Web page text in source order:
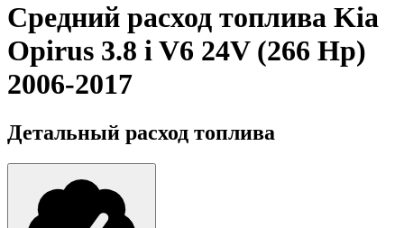
Средний расход топлива Kia
Opirus 3.8 i V6 24V (266 Hp)
2006-2017
Детальный расход топлива